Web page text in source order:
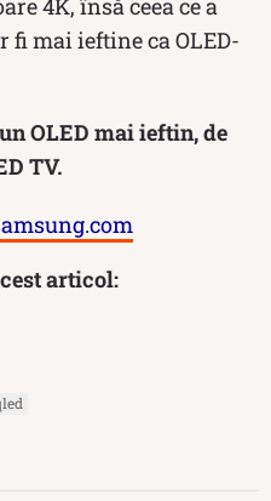
fi mai ieftine ca OLED-
OLED mai ieftin, de
TV.
articol: